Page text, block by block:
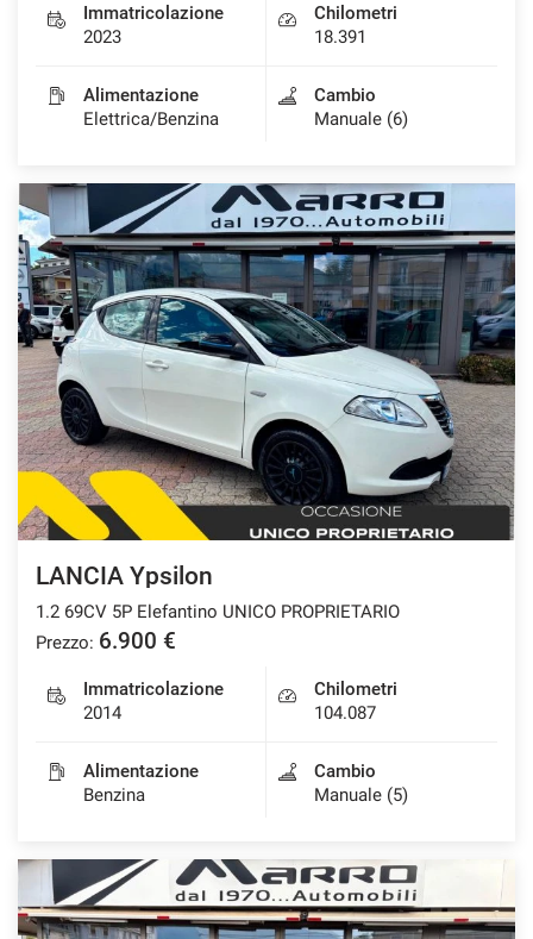
Immatricolazione
2023
Chilometri
18.391
Alimentazione
Elettrica/Benzina
Cambio
Manuale (6)
LANCIA Ypsilon
1.2 69CV 5P Elefantino UNICO PROPRIETARIO
Prezzo: 6.900 €
Immatricolazione
2014
Chilometri
104.087
Alimentazione
Benzina
Cambio
Manuale (5)